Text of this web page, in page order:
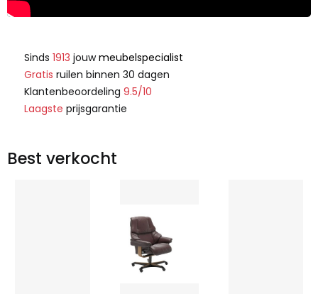
Sinds 1913 jouwmeubelspecialist
Gratis ruilen binnen 30 dagen
Klantenbeoordeling 9.5/10
Laagste prijsgarantie
Best verkocht